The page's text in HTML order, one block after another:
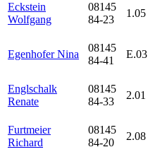
Eckstein
Wolfgang
08145
84-23
1.05
Egenhofer Nina
08145
84-41
E.03
Englschalk
Renate
08145
84-33
2.01
Furtmeier
Richard
08145
84-20
2.08